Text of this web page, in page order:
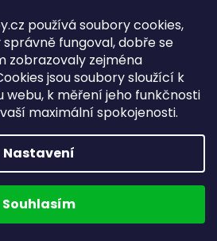
používá soubory cookies,
fungoval, dobře se
zobrazovaly zejména
jsou soubory sloužící k
webu, k měření jeho funkčnosti
maximální spokojenosti.
Nastavení
Souhlasím
správné servo?
správné servo
je tu Lukáš Dubina
Shoptet
Big hobby.cz - všechna práva